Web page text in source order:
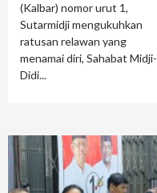
(Kalbar) nomor urut 1,
Sutarmidji mengukuhkan
ratusan relawan yang
menamai diri, Sahabat Midji-
Didi...